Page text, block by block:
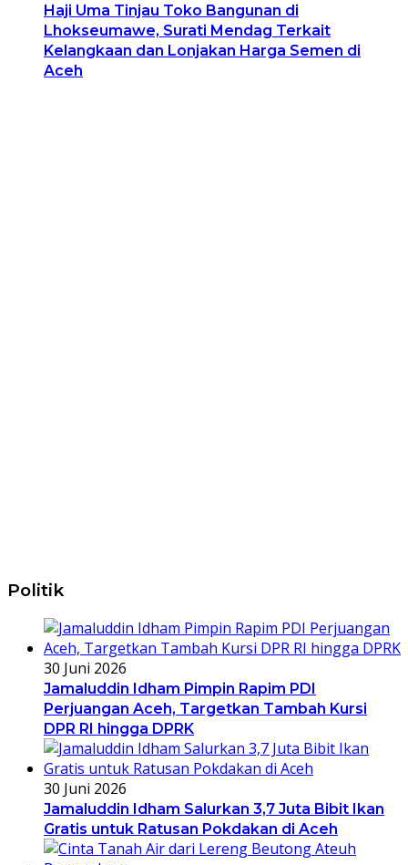
Haji Uma Tinjau Toko Bangunan di
Lhokseumawe, Surati Mendag Terkait
Kelangkaan dan Lonjakan Harga Semen di
Aceh
Politik
30 Juni 2026
Jamaluddin Idham Pimpin Rapim PDI
Perjuangan Aceh, Targetkan Tambah Kursi
DPR RI hingga DPRK
30 Juni 2026
Jamaluddin Idham Salurkan 3,7 Juta Bibit Ikan
Gratis untuk Ratusan Pokdakan di Aceh